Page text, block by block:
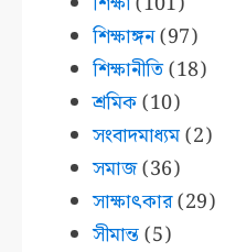
শিক্ষাঙ্গন(97)
শিক্ষানীতি(18)
শ্রমিক(10)
সংবাদমাধ্যম(2)
সমাজ(36)
সাক্ষাৎকার(29)
সীমান্ত(5)